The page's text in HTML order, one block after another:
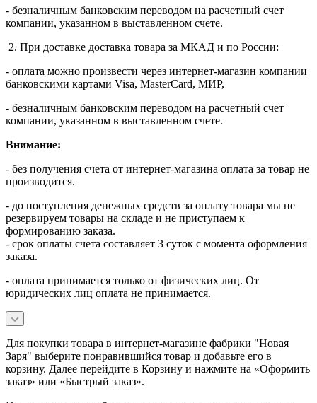
- безналичным банковским переводом на расчетный счет
компании, указанном в выставленном счете.
2. При доставке доставка товара за МКАД и по России:
- оплата можно произвести через интернет-магазин компании
банковскими картами Visa, MasterСard, МИР,
- безналичным банковским переводом на расчетный счет
компании, указанном в выставленном счете.
Внимание:
- без получения счета от интернет-магазина оплата за товар не
производится.
- до поступления денежных средств за оплату товара мы не
резервируем товары на складе и не приступаем к
формированию заказа.
- срок оплаты счета составляет 3 суток с момента оформления
заказа.
- оплата принимается только от физических лиц. От
юридических лиц оплата не принимается.
Для покупки товара в интернет-магазине фабрики "Новая
Заря" выберите понравившийся товар и добавьте его в
корзину. Далее перейдите в Корзину и нажмите на «Оформить
заказ» или «Быстрый заказ».